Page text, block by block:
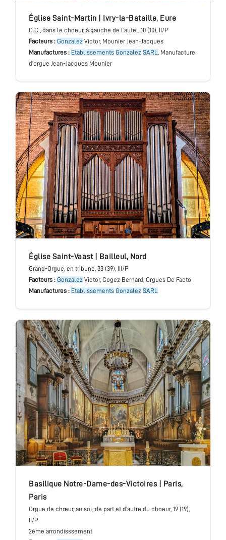
église Saint-Martin Ivry-la-Bataille, Eure
O.C., dans le choeur, à gauche de l'autel , 10 (10), II/P
Facteurs : Gonzalez Victor, Mounier Jean-Jacques
Manufactures : Etablissements Gonzalez SARL , Manufacture
d’orgue Jean-Jacques Mounier
église Saint-Vaast| Bailleul, Nord
Grand-Orgue, en tribune, 33 (39), III/P
Facteurs : Gonzalez Victor, Cogez Bernard, Orgues De Facto
Manufactures : Etablissements Gonzalez SARL
basilique Notre-Dame-des-Victoires| Paris,
Paris
Orgue de chœur, au sol, de part et d'autre du choeur, 19 (19),
II/P
2ème arrondisssement